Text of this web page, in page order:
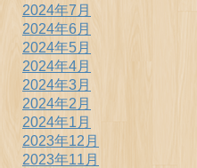
2024年7月
2024年6月
2024年5月
2024年4月
2024年3月
2024年2月
2024年1月
2023年12月
2023年11月